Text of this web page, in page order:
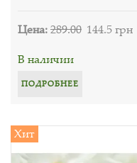
Цена:289.00 144.5 грн
В наличии
ПОДРОБНЕЕ
Хит